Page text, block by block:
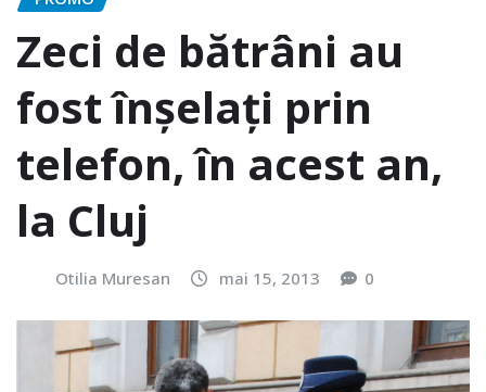
Zeci de bătrâni au
fost înşelaţi prin
telefon, în acest an,
la Cluj
Otilia Muresan mai 15, 2013 0